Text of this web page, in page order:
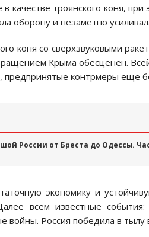
в качестве троянского коня,
оборону и незаметно
коня со сверхзвуковыми
Крыма обесценен.
предпринятые контрмеры еще
России от Бреста до Одессы.
экономику и
всем известные
войны. Россия победила в тылу